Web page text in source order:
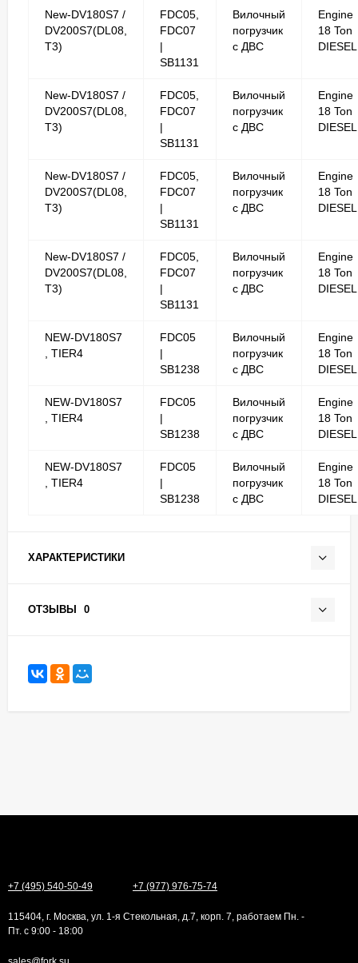
New-DV180S7 /
DV200S7(DL08,
T3)
FDC05,
FDC07
|
SB1131
Вилочный
погрузчик
с ДВС
Engine
18 Ton
DIESEL
New-DV180S7 /
DV200S7(DL08,
T3)
FDC05,
FDC07
|
SB1131
Вилочный
погрузчик
с ДВС
Engine
18 Ton
DIESEL
New-DV180S7 /
DV200S7(DL08,
T3)
FDC05,
FDC07
|
SB1131
Вилочный
погрузчик
с ДВС
Engine
18 Ton
DIESEL
New-DV180S7 /
DV200S7(DL08,
T3)
FDC05,
FDC07
|
SB1131
Вилочный
погрузчик
с ДВС
Engine
18 Ton
DIESEL
NEW-DV180S7
, TIER4
FDC05
|
SB1238
Вилочный
погрузчик
с ДВС
Engine
18 Ton
DIESEL
NEW-DV180S7
, TIER4
FDC05
|
SB1238
Вилочный
погрузчик
с ДВС
Engine
18 Ton
DIESEL
NEW-DV180S7
, TIER4
FDC05
|
SB1238
Вилочный
погрузчик
с ДВС
Engine
18 Ton
DIESEL
ХАРАКТЕРИСТИКИ
ОТЗЫВЫ 0
+7 (495) 540-50-49 +7 (977) 976-75-74
115404, г. Москва, ул. 1-я Стекольная, д.7, корп. 7, работаем Пн. -
Пт. с 9:00 - 18:00